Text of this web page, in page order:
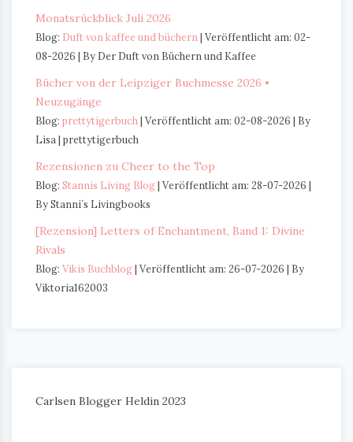
Monatsrückblick Juli 2026
Blog: Duft von kaffee und büchern
Veröffentlicht am: 02-
08-2026
By Der Duft von Büchern und Kaffee
Bücher von der Leipziger Buchmesse 2026 •
Neuzugänge
Blog: prettytigerbuch Veröffentlicht am: 02-08-2026
By
Lisa | prettytigerbuch
Rezensionen zu Cheer to the Top
Blog: Stannis Living Blog Veröffentlicht am: 28-07-2026
By Stanni´s Livingbooks
[Rezension] Letters of Enchantment, Band 1: Divine
Rivals
Blog: Vikis Buchblog Veröffentlicht am: 26-07-2026
By
Viktoria162003
Carlsen Blogger Heldin 2023